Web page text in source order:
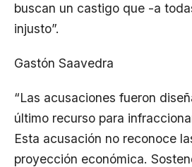
buscan un castigo que -a
injusto”.
Gastón Saavedra
“Las acusaciones fueron
último recurso para
Esta acusación no reconoce
proyección económica.